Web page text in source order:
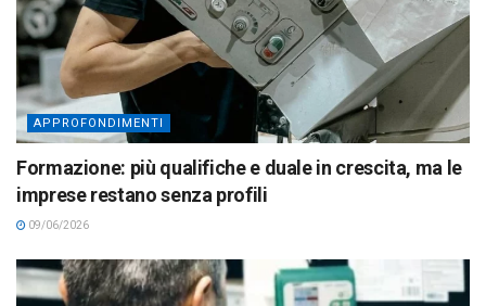
APPROFONDIMENTI
Formazione: più qualifiche e duale in crescita, ma le
imprese restano senza profili
09/06/2026